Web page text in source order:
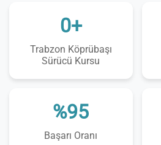
0+
Trabzon Köprübaşı
Sürücü Kursu
%95
Başarı Oranı